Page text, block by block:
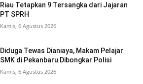
Riau Tetapkan 9 Tersangka dari Jajaran
PT SPRH
Kamis, 6 Agustus 2026
Diduga Tewas Dianiaya, Makam Pelajar
SMK di Pekanbaru Dibongkar Polisi
Kamis, 6 Agustus 2026